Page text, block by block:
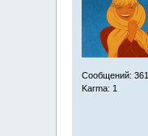
Сообщений: 361
Karma: 1